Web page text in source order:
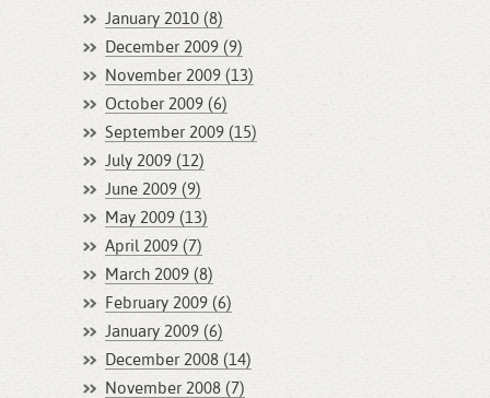
January 2010 (8)
December 2009 (9)
November 2009 (13)
October 2009 (6)
September 2009 (15)
July 2009 (12)
June 2009 (9)
May 2009 (13)
April 2009 (7)
March 2009 (8)
February 2009 (6)
January 2009 (6)
December 2008 (14)
November 2008 (7)